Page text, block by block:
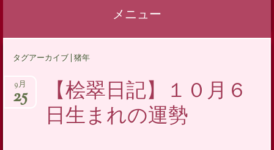
メニュー
ン
タグアーカイブ | 猪年
【桧翠日記】１０月６
日生まれの運勢
9月
25